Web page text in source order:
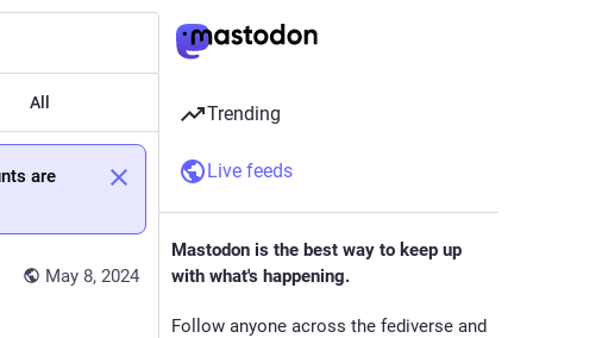
All
are
May 8, 2024
Trending
Live feeds
Mastodon is the best way to keep up
with what's happening.
Follow anyone across the fediverse and